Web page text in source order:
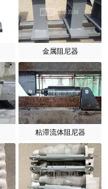
金属阻尼器
粘滞流体阻尼器